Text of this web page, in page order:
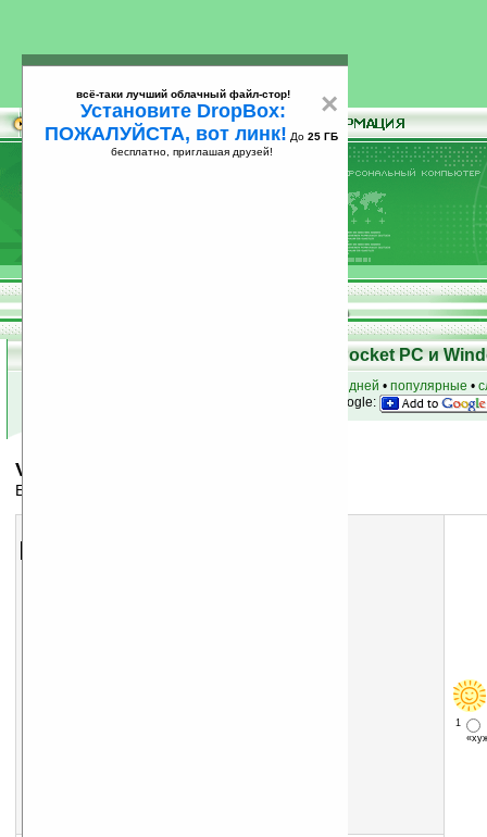
25
Скачать программы для КПК Pocket PC и
за 7 дней • популярные •
на Google:
Vsnotepad Pink Version v1.7
Блокнот (розовая версия)
1
×
всё-таки лучший облачный файл-стор!
Установите DropBox:
ПОЖАЛУЙСТА, вот линк! До 25 ГБ
бесплатно, приглашая друзей!